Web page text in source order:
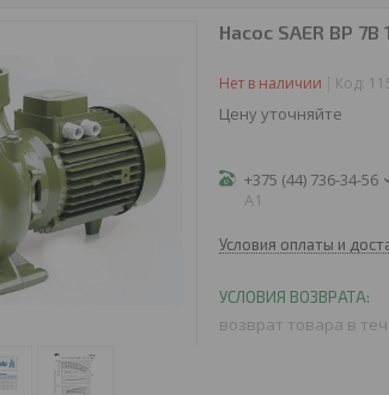
Насос SAER BP 7B
Нет в наличии Код:
Цену уточняйте
+375 (44) 736-34-56
A1
Условия оплаты и
возврат товара в